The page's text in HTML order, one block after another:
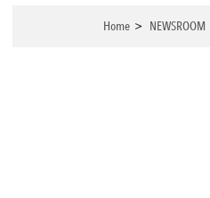
Home > NEWSROOM